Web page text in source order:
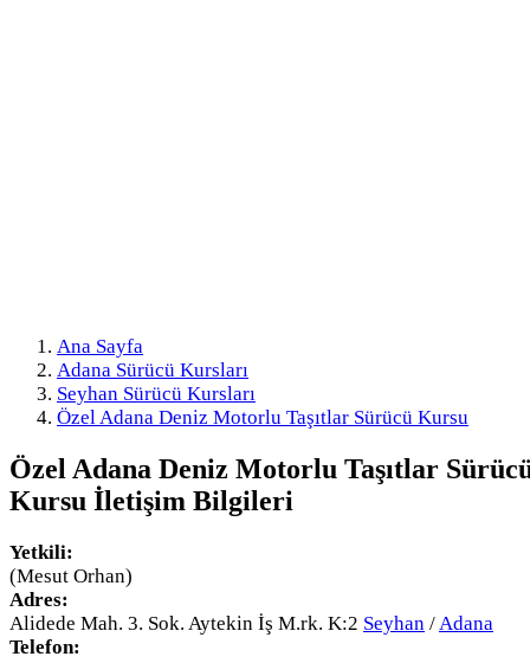
Ana Sayfa
Adana Sürücü Kursları
Seyhan Sürücü Kursları
Özel Adana Deniz Motorlu Taşıtlar Sürücü Kursu
Özel Adana Deniz Motorlu Taşıtlar
Kursu İletişim Bilgileri
Yetkili:
(Mesut Orhan)
Adres:
Alidede Mah. 3. Sok. Aytekin İş M.rk. K:2 Seyhan / Adana
Telefon: